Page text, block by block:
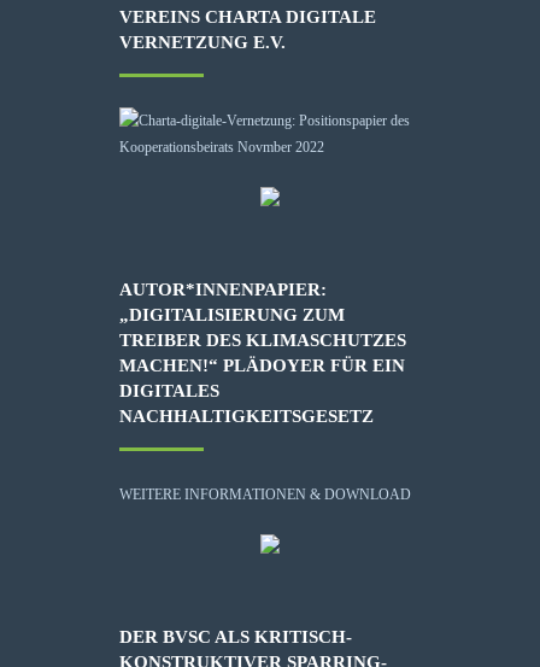
VEREINS CHARTA DIGITALE
VERNETZUNG E.V.
AUTOR*INNENPAPIER:
„DIGITALISIERUNG ZUM
TREIBER DES KLIMASCHUTZES
MACHEN!“ PLÄDOYER FÜR EIN
DIGITALES
NACHHALTIGKEITSGESETZ
WEITERE INFORMATIONEN & DOWNLOAD
DER BVSC ALS KRITISCH-
KONSTRUKTIVER SPARRING-